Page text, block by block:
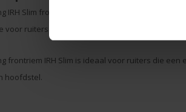
IRH Slim frontriem is gemaakt van stevig
voor ruiters die hun hoofdstel willen voorzien
frontriem IRH Slim is ideaal voor ruiters die
hoofdstel.